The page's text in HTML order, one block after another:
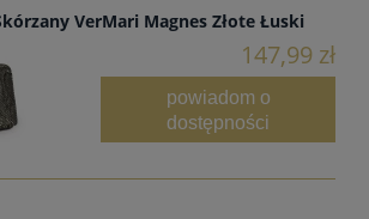
VerMari Magnes Złote Łuski
147,99 zł
powiadom o
dostępności